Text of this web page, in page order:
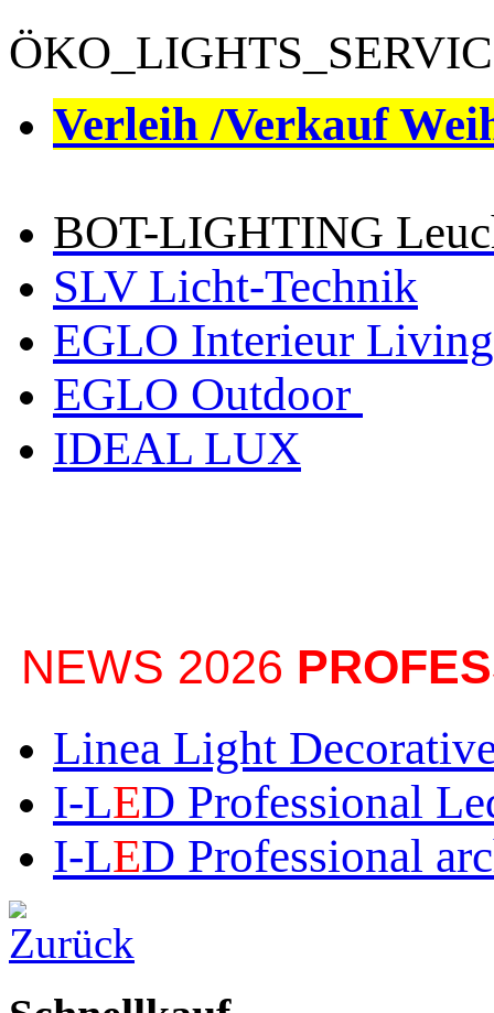
Verleih /Verkauf
BOT-LIGHTING
SLV Licht-Technik
EGLO Interieur Living
EGLO Outdoor
IDEAL LUX
NEWS 2026
Linea Light
I-LED Professional
I-LED Professional